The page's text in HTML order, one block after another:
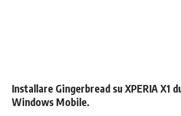
Installare Gingerbread su XPERIA X1
Windows Mobile.